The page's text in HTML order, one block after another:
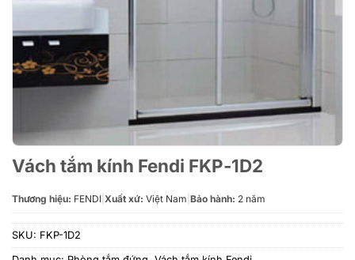
Vách tắm kính Fendi FKP-1D2
Thương hiệu: FENDI Xuất xứ: Việt Nam Bảo hành: 2 năm
SKU: FKP-1D2